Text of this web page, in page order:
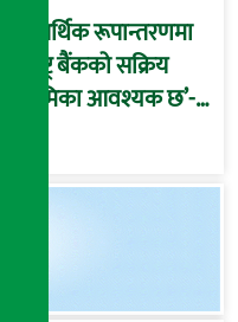
‘आर्थिक रूपान्तरणमा
राष्ट्र बैंकको सक्रिय
भूमिका आवश्यक छ’-